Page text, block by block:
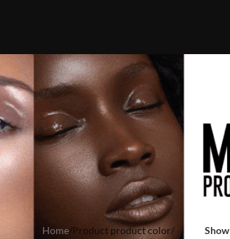
Home/Product product color/
Show